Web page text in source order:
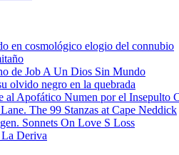
en cosmológico elogio del connubio
de Job A Un Dios Sin Mundo
olvido negro en la quebrada
al Apofático Numen por el Insepulto
The 99 Stanzas at Cape Neddick
Sonnets On Love S Loss
Deriva